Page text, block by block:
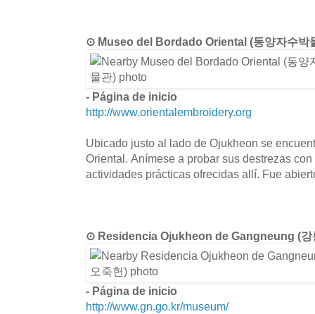
⊙ Museo del Bordado Oriental (동양자수박
- Página de inicio
http://www.orientalembroidery.org
Ubicado justo al lado de Ojukheon se
Oriental. Anímese a probar sus destrezas
actividades prácticas ofrecidas allí. Fue
⊙ Residencia Ojukheon de Gangneung (강
- Página de inicio
http://www.gn.go.kr/museum/